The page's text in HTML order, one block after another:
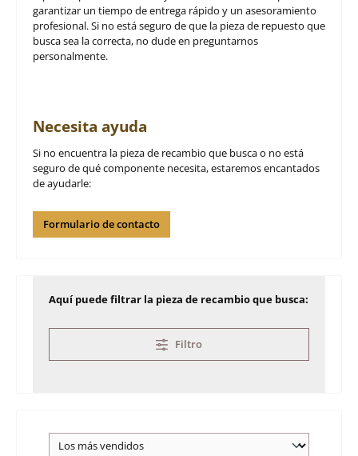
garantizar un tiempo de entrega rápido y un asesoramiento
profesional. Si no está seguro de que la pieza de repuesto que
busca sea la correcta, no dude en preguntarnos
personalmente.
Necesita ayuda
Si no encuentra la pieza de recambio que busca o no está
seguro de qué componente necesita, estaremos encantados
de ayudarle:
Formulario de contacto
Aquí puede filtrar la pieza de recambio que busca:
Filtro